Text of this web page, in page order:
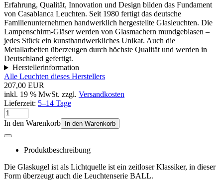
Erfahrung, Qualität, Innovation und Design bilden das Fundament
von Casablanca Leuchten. Seit 1980 fertigt das deutsche
Familienunternehmen handwerklich hergestellte Glasleuchten. Die
Lampenschirm-Gläser werden von Glasmachern mundgeblasen –
jedes Stück ein kunsthandwerkliches Unikat. Auch die
Metallarbeiten überzeugen durch höchste Qualität und werden in
Deutschland gefertigt.
Herstellerinformation
Alle Leuchten dieses Herstellers
207,00 EUR
inkl. 19 % MwSt. zzgl. Versandkosten
Lieferzeit: 5–14 Tage
In den Warenkorb In den Warenkorb
Produktbeschreibung
Die Glaskugel ist als Lichtquelle ist ein zeitloser Klassiker, in dieser
Form überzeugt auch die Leuchtenserie BALL.